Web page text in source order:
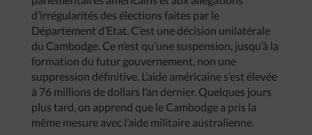
d’irrégularités des élections faites par le
Département d’Etat. C’est une décision unilatérale
du Cambodge. Ce n’est qu’une suspension, jusqu’à la
formation du futur gouvernement, non une
suppression définitive. L’aide américaine s’est élevée
à 76 millions de dollars l’an dernier. Quelques jours
plus tard, on apprend que le Cambodge a pris la
même mesure avec l’aide militaire australienne.